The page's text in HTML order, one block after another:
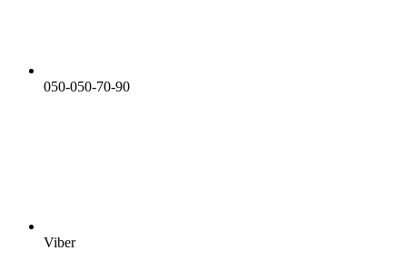
050-050-70-90
Viber